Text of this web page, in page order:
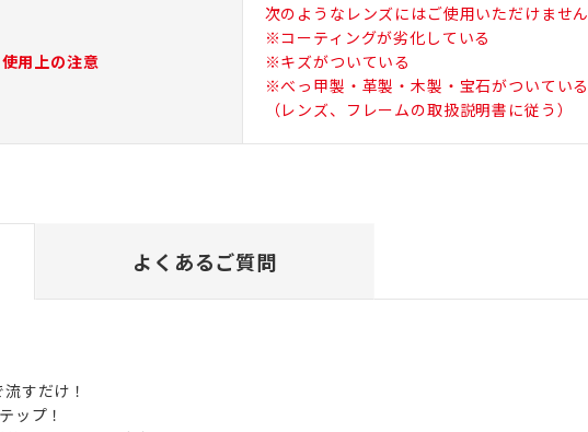
使用上の注意
次のようなレンズにはご使用いただけません
※コーティングが劣化している
※キズがついている
※べっ甲製・革製・木製・宝石がついている
（レンズ、フレームの取扱説明書に従う）
よくあるご質問
すだけ！
ップ！